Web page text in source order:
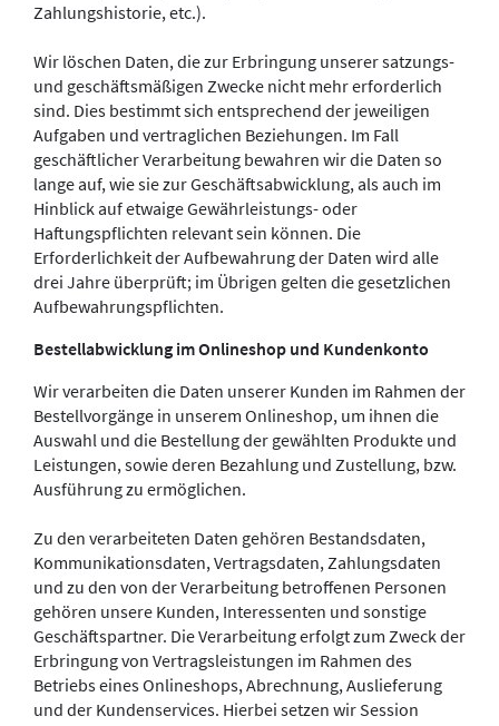
Zahlungshistorie, etc.).
Wir löschen Daten, die zur Erbringung unserer satzungs-
und geschäftsmäßigen Zwecke nicht mehr erforderlich
sind. Dies bestimmt sich entsprechend der jeweiligen
Aufgaben und vertraglichen Beziehungen. Im Fall
geschäftlicher Verarbeitung bewahren wir die Daten so
lange auf, wie sie zur Geschäftsabwicklung, als auch im
Hinblick auf etwaige Gewährleistungs- oder
Haftungspflichten relevant sein können. Die
Erforderlichkeit der Aufbewahrung der Daten wird alle
drei Jahre überprüft; im Übrigen gelten die gesetzlichen
Aufbewahrungspflichten.
Bestellabwicklung im Onlineshop und Kundenkonto
Wir verarbeiten die Daten unserer Kunden im Rahmen der
Bestellvorgänge in unserem Onlineshop, um ihnen die
Auswahl und die Bestellung der gewählten Produkte und
Leistungen, sowie deren Bezahlung und Zustellung, bzw.
Ausführung zu ermöglichen.
Zu den verarbeiteten Daten gehören Bestandsdaten,
Kommunikationsdaten, Vertragsdaten, Zahlungsdaten
und zu den von der Verarbeitung betroffenen Personen
gehören unsere Kunden, Interessenten und sonstige
Geschäftspartner. Die Verarbeitung erfolgt zum Zweck der
Erbringung von Vertragsleistungen im Rahmen des
Betriebs eines Onlineshops, Abrechnung, Auslieferung
und der Kundenservices. Hierbei setzen wir Session